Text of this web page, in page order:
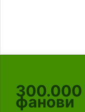
300.000
фанови